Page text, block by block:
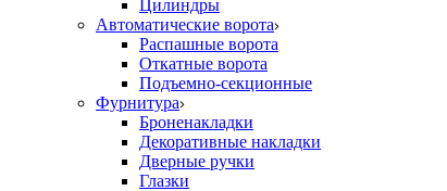
Цилиндры
Автоматические ворота
Распашные ворота
Откатные ворота
Подъемно-секционные
Фурнитура
Броненакладки
Декоративные накладки
Дверные ручки
Глазки